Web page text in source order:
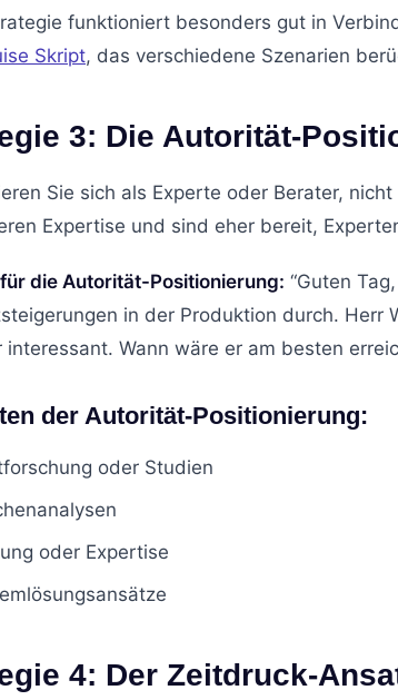
funktioniert besonders gut in
Skript, das verschiedene Szenarien
3: Die Autorität-
Sie sich als Experte oder Berater,
Expertise und sind eher bereit,
die Autorität-Positionierung: “Guten
in der Produktion durch. Herr
interessant. Wann wäre er am besten
der Autorität-Positionierung:
oder Studien
oder Expertise
4: Der Zeitdruck-